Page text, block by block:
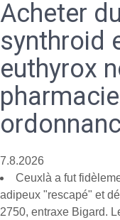
Acheter
synthroid
euthyrox
7.8.2026
Ceuxlà a fut
adipeux "rescapé" et
2750, entraxe Bigard.